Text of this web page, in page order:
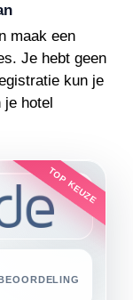
maak een
Je hebt geen
kun je
hotel
TOP KEUZE